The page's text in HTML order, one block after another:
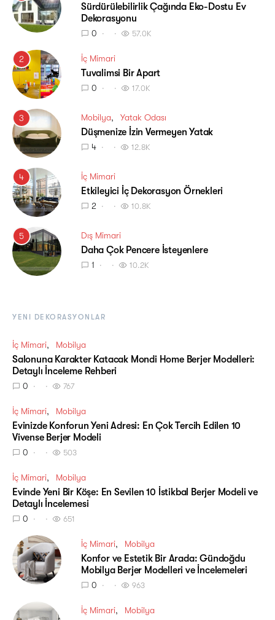
Sürdürülebilirlik Çağında Eko-Dostu Ev
Dekorasyonu
0 57.0K
2 İç Mimari
Tuvalimsi Bir Apart
0 17.0K
3 Mobilya Yatak Odası
Düşmenize İzin Vermeyen Yatak
4 12.8K
4 İç Mimari
Etkileyici İç Dekorasyon Örnekleri
2 10.8K
5 Dış Mimari
Daha Çok Pencere İsteyenlere
1 10.2K
YENI DEKORASYONLAR
İç Mimari Mobilya
Salonuna Karakter Katacak Mondi Home Berjer Modelleri:
Detaylı İnceleme Rehberi
0 767
İç Mimari Mobilya
Evinizde Konforun Yeni Adresi: En Çok Tercih Edilen 10
Vivense Berjer Modeli
0 503
İç Mimari Mobilya
Evinde Yeni Bir Köşe: En Sevilen 10 İstikbal Berjer Modeli ve
Detaylı İncelemesi
0 651
İç Mimari Mobilya
Konfor ve Estetik Bir Arada: Gündoğdu
Mobilya Berjer Modelleri ve İncelemeleri
0 963
İç Mimari Mobilya